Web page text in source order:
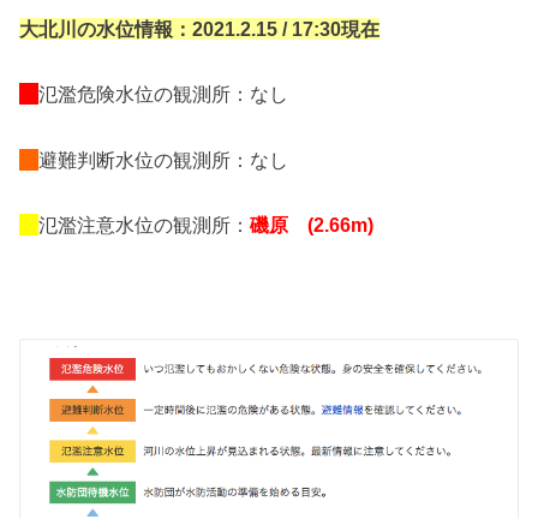
大北川の水位情報：2021.2.15 / 17:30現在
氾濫危険水位の観測所：なし
避難判断水位の観測所：なし
氾濫注意水位の観測所：磯原 (2.66m)